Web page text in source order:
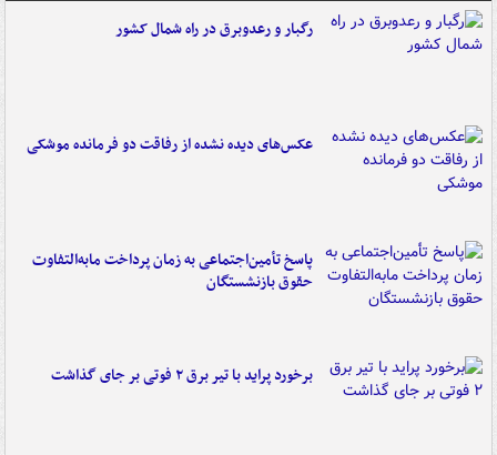
رگبار و رعدوبرق در راه شمال کشور
عکس‌های دیده نشده از رفاقت دو فرمانده‌ موشکی
پاسخ تأمین‌اجتماعی به زمان پرداخت مابه‌التفاوت
حقوق بازنشستگان
برخورد پراید با تیر برق ۲ فوتی بر جای گذاشت